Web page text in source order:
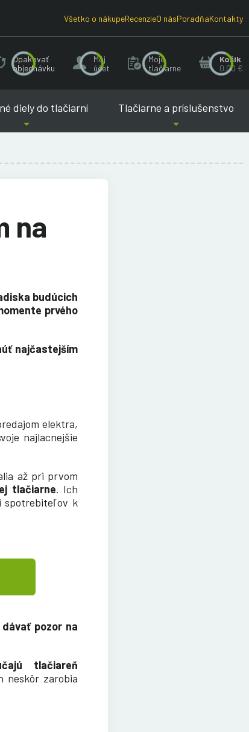
Všetko o nákupeRecenzieO násPoradňaKontakty
Opakovať
objednávku
Môj
účet
Moje
tlačiarne
Košík
0.00 €
diely do tlačiarní Tlačiarne a príslušenstvo
na
budúcich
prvého
najčastejším
elektra,
najlacnejšie
až pri prvom
tlačiarne. Ich
spotrebiteľov k
pozor na
tlačiareň
neskôr zarobia